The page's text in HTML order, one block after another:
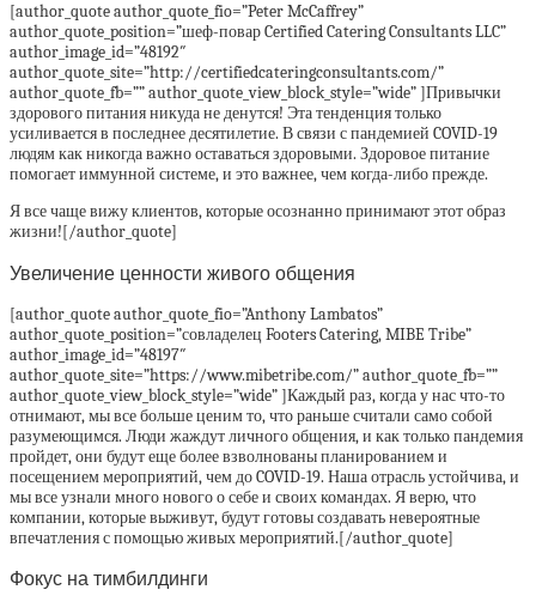
[author_quote author_quote_fio=”Peter McCaffrey”
author_quote_position=”шеф-повар Certified Catering Consultants LLC”
author_image_id=”48192″
author_quote_site=”http://certifiedcateringconsultants.com/”
author_quote_fb=”” author_quote_view_block_style=”wide” ]Привычки
здорового питания никуда не денутся! Эта тенденция только
усиливается в последнее десятилетие. В связи с пандемией COVID-19
людям как никогда важно оставаться здоровыми. Здоровое питание
помогает иммунной системе, и это важнее, чем когда-либо прежде.
Я все чаще вижу клиентов, которые осознанно принимают этот образ
жизни![/author_quote]
Увеличение ценности живого общения
[author_quote author_quote_fio=”Anthony Lambatos”
author_quote_position=”совладелец Footers Catering, MIBE Tribe”
author_image_id=”48197″
author_quote_site=”https://www.mibetribe.com/” author_quote_fb=””
author_quote_view_block_style=”wide” ]Каждый раз, когда у нас что-то
отнимают, мы все больше ценим то, что раньше считали само собой
разумеющимся. Люди жаждут личного общения, и как только пандемия
пройдет, они будут еще более взволнованы планированием и
посещением мероприятий, чем до COVID-19. Наша отрасль устойчива, и
мы все узнали много нового о себе и своих командах. Я верю, что
компании, которые выживут, будут готовы создавать невероятные
впечатления с помощью живых мероприятий.[/author_quote]
Фокус на тимбилдинги